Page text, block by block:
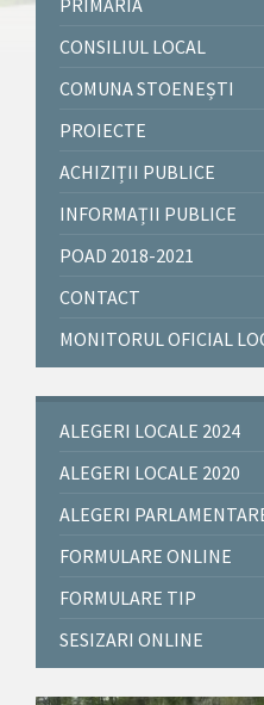
PRIMĂRIA
CONSILIUL LOCAL
COMUNA STOENEȘTI
PROIECTE
ACHIZIȚII PUBLICE
INFORMAȚII PUBLICE
POAD 2018-2021
CONTACT
MONITORUL OFICIAL
ALEGERI LOCALE 2024
ALEGERI LOCALE 2020
ALEGERI
FORMULARE ONLINE
FORMULARE TIP
SESIZARI ONLINE